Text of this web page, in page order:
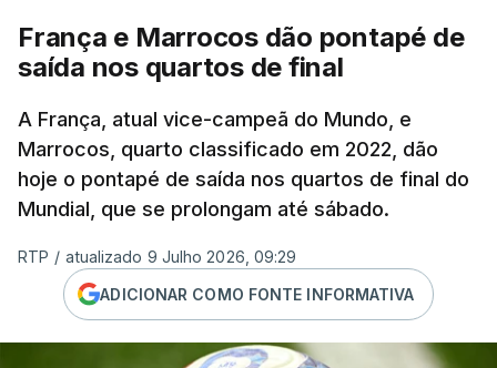
França e Marrocos dão pontapé de
saída nos quartos de final
A França, atual vice-campeã do Mundo, e
Marrocos, quarto classificado em 2022, dão
hoje o pontapé de saída nos quartos de final do
Mundial, que se prolongam até sábado.
RTP / atualizado 9 Julho 2026, 09:29
ADICIONAR COMO FONTE INFORMATIVA